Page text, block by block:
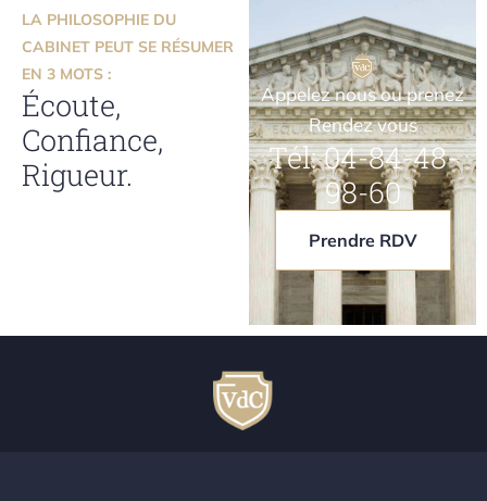
LA PHILOSOPHIE DU
CABINET PEUT SE RÉSUMER
EN 3 MOTS :
Écoute,
Confiance,
Rigueur.
Appelez nous ou prenez
Rendez vous
Tél: 04-84-48-
98-60
Prendre RDV